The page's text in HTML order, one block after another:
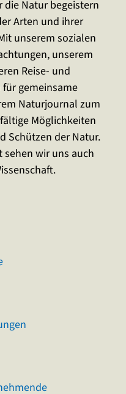
die Natur begeistern
Arten und ihrer
unserem sozialen
unserem
Reise- und
gemeinsame
Naturjournal zum
Möglichkeiten
Schützen der Natur.
sehen wir uns auch